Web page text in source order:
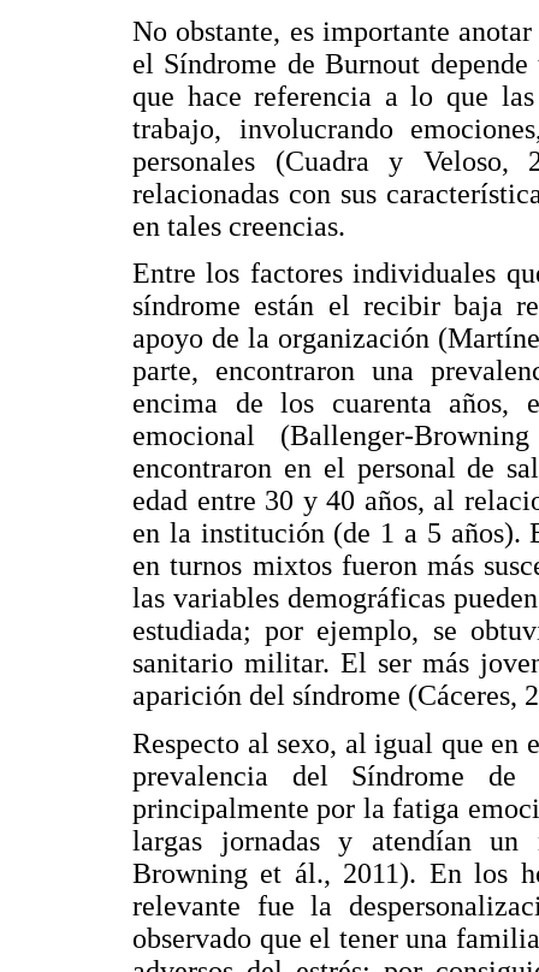
No obstante, es importante
el Síndrome de Burnout
que hace referencia a lo que
trabajo, involucrando
personales (Cuadra y
relacionadas con sus
en tales creencias.
Entre los factores individuales
síndrome están el recibir baja
apoyo de la organización
parte, encontraron una
encima de los cuarenta años,
emocional (Ballenger-
encontraron en el personal de
edad entre 30 y 40 años, al
en la institución (de 1 a 5 años).
en turnos mixtos fueron más
las variables demográficas
estudiada; por ejemplo, se
sanitario militar. El ser más
aparición del síndrome (Cáceres,
Respecto al sexo, al igual que en
prevalencia del Síndrome de
principalmente por la fatiga
largas jornadas y atendían un
Browning et ál., 2011). En los
relevante fue la
observado que el tener una